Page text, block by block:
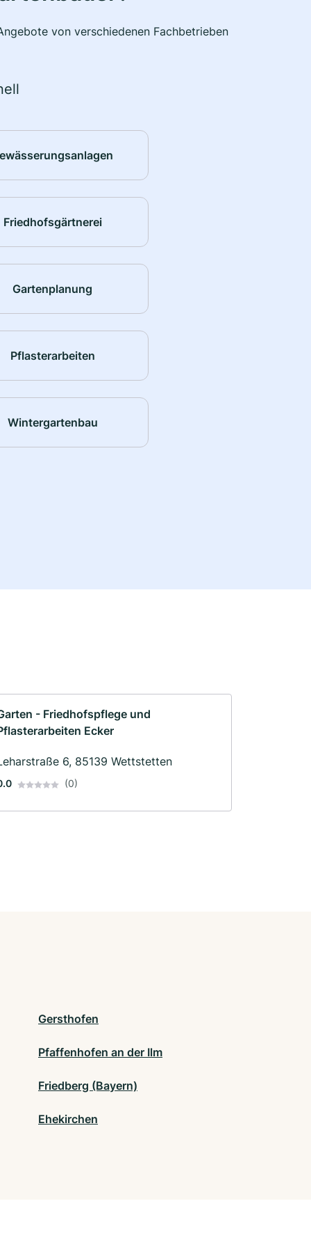
von verschiedenen Fachbetrieben
Friedhofsgärtnerei
Gartenplanung
Pflasterarbeiten
Wintergartenbau
- Friedhofspflege und
Ecker
6, 85139 Wettstetten
(0)
Gersthofen
Pfaffenhofen an der Ilm
Friedberg (Bayern)
Ehekirchen